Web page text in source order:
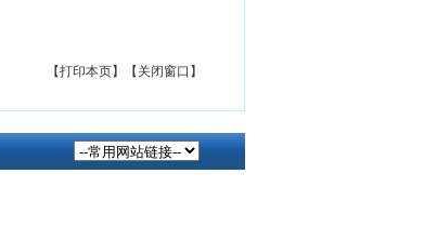
【打印本页】 【关闭窗口】